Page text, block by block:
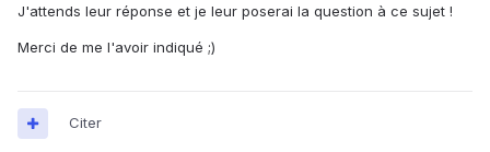
J'attends leur réponse et je leur poserai la question à ce sujet !
Merci de me l'avoir indiqué ;)
Citer